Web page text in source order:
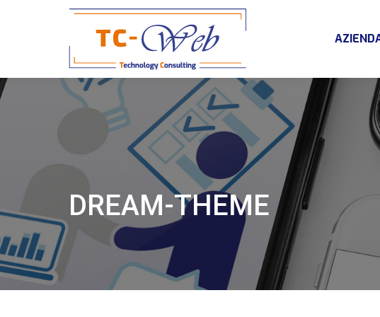
DREAM-THEME